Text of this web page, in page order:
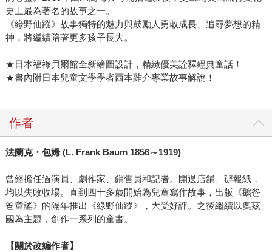
史上最為著名的故事之一。
《綠野仙蹤》故事獨特的魅力與鼓勵人勇敢成長、追尋夢想的精
神，將繼續陪著更多孩子長大。
★日本福祿貝爾館全新繪圖設計，精緻優美詮釋經典童話！
★書內附日本兒童文學學者西本雞介專業故事解說！
作者
法蘭克・包姆 (L. Frank Baum 1856～1919)
曾經擔任過演員、劇作家、銷售員和記者。開過店舖、辦報紙，
均以失敗收場。直到四十多歲開始為兒童寫作故事，出版《鵝爸
爸童謠》的隔年推出《綠野仙蹤》，大受好評。之後繼續以奧茲
國為主題，創作一系列的童書。
【關於改編作者】